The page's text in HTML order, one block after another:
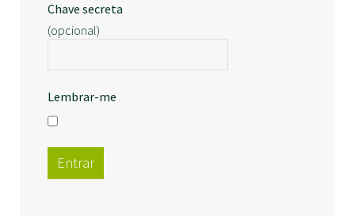
Chave secreta
(opcional)
Lembrar-me
Entrar